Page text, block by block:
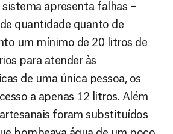
sistema apresenta falhas –
quantidade quanto de
um mínimo de 20 litros de
para atender às
de uma única pessoa, os
a apenas 12 litros. Além
foram substituídos